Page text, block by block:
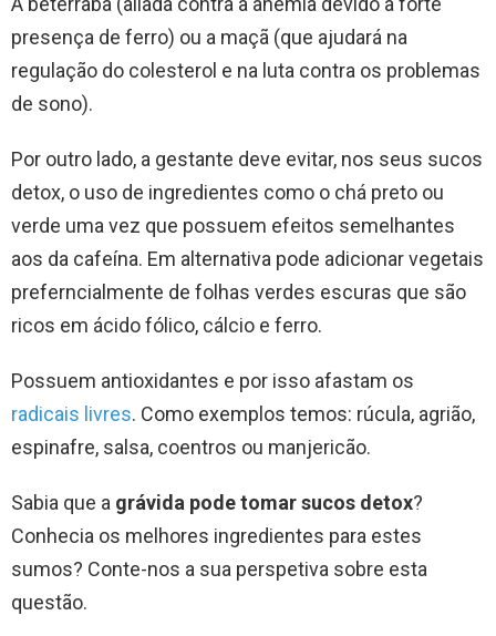
presença de ferro) ou a maçã (que ajudará na
regulação do colesterol e na luta contra os problemas
de sono).
Por outro lado, a gestante deve evitar, nos seus sucos
detox, o uso de ingredientes como o chá preto ou
verde uma vez que possuem efeitos semelhantes
aos da cafeína. Em alternativa pode adicionar vegetais
preferncialmente de folhas verdes escuras que são
ricos em ácido fólico, cálcio e ferro.
Possuem antioxidantes e por isso afastam os
radicais livres. Como exemplos temos: rúcula, agrião,
espinafre, salsa, coentros ou manjericão.
Sabia que a grávida pode tomar sucos detox?
Conhecia os melhores ingredientes para estes
sumos? Conte-nos a sua perspetiva sobre esta
questão.